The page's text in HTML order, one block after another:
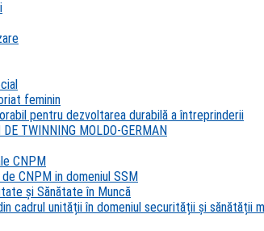
feminin
pentru dezvoltarea durabilă a întreprinderii
DE TWINNING MOLDO-GERMAN
CNPM
CNPM in domeniul SSM
și Sănătate în Muncă
cadrul unității în domeniul securității și sănătății